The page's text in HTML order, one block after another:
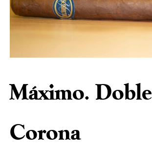
Máximo. Doble
Corona